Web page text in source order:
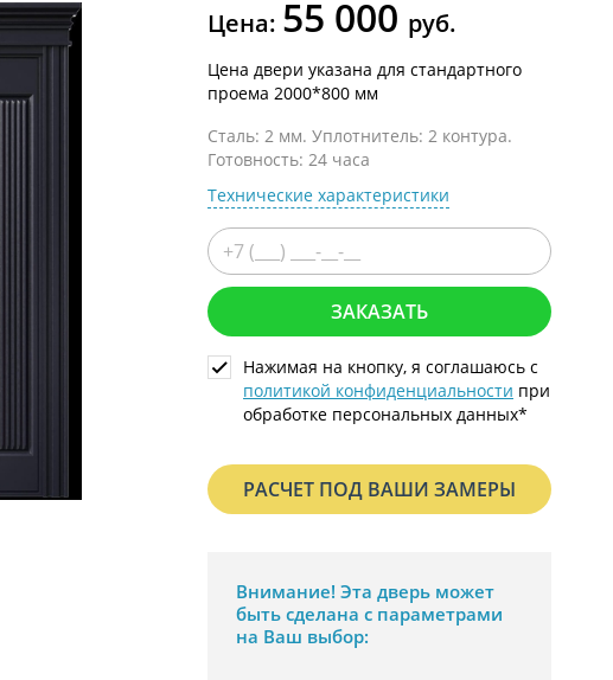
С металлофиленкой
Цена: 55 000 руб.
Цена двери указана для стандартного
проема 2000*800 мм
Сталь: 2 мм. Уплотнитель: 2 контура.
Готовность: 24 часа
Технические характеристики
ЗАКАЗАТЬ
Нажимая на кнопку, я соглашаюсь с
политикой конфиденциальности при
обработке персональных данных*
РАСЧЕТ ПОД ВАШИ ЗАМЕРЫ
Внимание! Эта дверь может
быть сделана с параметрами
на Ваш выбор: